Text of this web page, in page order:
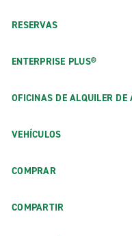
RESERVAS
ENTERPRISE PLUS®
OFICINAS DE ALQUILER DE
VEHÍCULOS
COMPRAR
COMPARTIR